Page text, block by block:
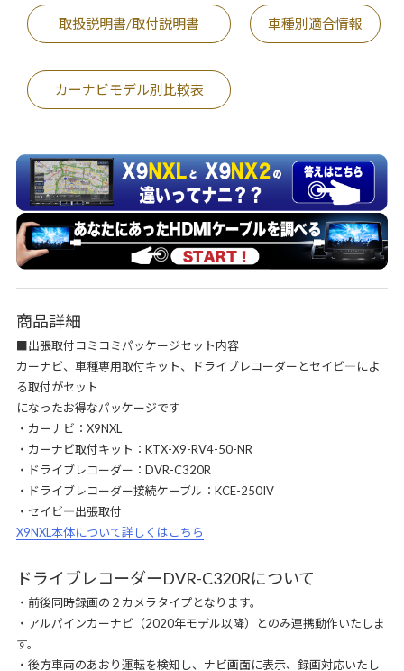
取扱説明書/取付説明書 車種別適合情報
カーナビモデル別比較表
商品詳細
■出張取付コミコミパッケージセット内容
カーナビ、車種専用取付キット、ドライブレコーダーとセイビ―によ
る取付がセット
になったお得なパッケージです
・カーナビ：X9NXL
・カーナビ取付キット：KTX-X9-RV4-50-NR
・ドライブレコーダー：DVR-C320R
・ドライブレコーダー接続ケーブル：KCE-250IV
・セイビ―出張取付
X9NXL本体について詳しくはこちら
ドライブレコーダーDVR-C320Rについて
・前後同時録画の２カメラタイプとなります。
・アルパインカーナビ（2020年モデル以降）とのみ連携動作いたしま
す。
・後方車両のあおり運転を検知し、ナビ画面に表示、録画対応いたし